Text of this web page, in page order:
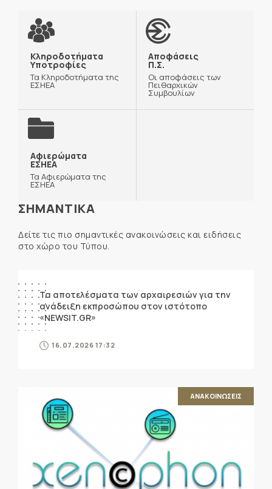
Κληροδοτήματα
Υποτροφίες
Τα Κληροδοτήματα της
ΕΣΗΕΑ
Αποφάσεις
Π.Σ.
Οι αποφάσεις των
Πειθαρχικών
Συμβουλίων
Αφιερώματα
ΕΣΗΕΑ
Τα Αφιερώματα της
ΕΣΗΕΑ
ΣΗΜΑΝΤΙΚΑ
Δείτε τις πιο σημαντικές ανακοινώσεις και ειδήσεις
στο χώρο του Τύπου.
Τα αποτελέσματα των αρχαιρεσιών για την
ανάδειξη εκπροσώπου στον ιστότοπο
«NEWSIT.GR»
16.07.2026 17:32
ΑΝΑΚΟΙΝΩΣΕΙΣ